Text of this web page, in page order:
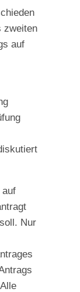
zweiten
auf
Nur